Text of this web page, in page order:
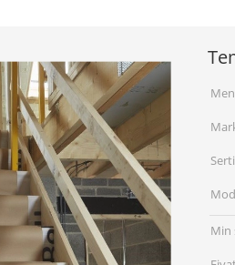
Min